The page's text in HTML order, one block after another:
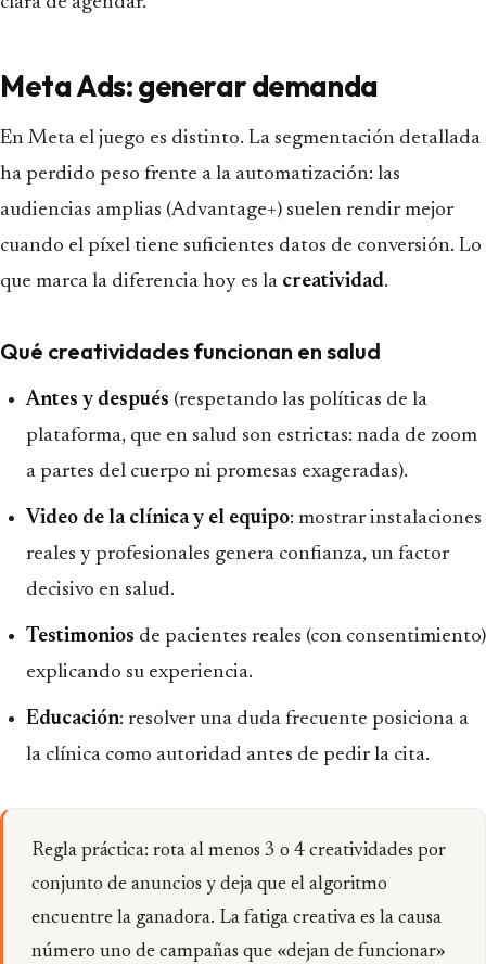
Meta Ads: generar demanda
En Meta el juego es distinto. La segmentación detallada
ha perdido peso frente a la automatización: las
audiencias amplias (Advantage+) suelen rendir mejor
cuando el píxel tiene suficientes datos de conversión. Lo
que marca la diferencia hoy es la creatividad.
Qué creatividades funcionan en salud
Antes y después (respetando las políticas de la
plataforma, que en salud son estrictas: nada de zoom
a partes del cuerpo ni promesas exageradas).
Video de la clínica y el equipo: mostrar instalaciones
reales y profesionales genera confianza, un factor
decisivo en salud.
Testimonios de pacientes reales (con consentimiento)
explicando su experiencia.
Educación: resolver una duda frecuente posiciona a
la clínica como autoridad antes de pedir la cita.
Regla práctica: rota al menos 3 o 4 creatividades por
conjunto de anuncios y deja que el algoritmo
encuentre la ganadora. La fatiga creativa es la causa
número uno de campañas que «dejan de funcionar»